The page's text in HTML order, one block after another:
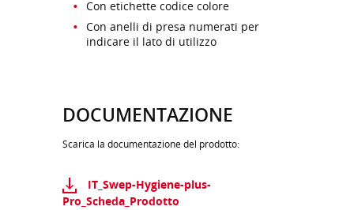
Con etichette codice colore
Con anelli di presa numerati per
indicare il lato di utilizzo
DOCUMENTAZIONE
Scarica la documentazione del prodotto:
IT_Swep-Hygiene-plus-
Pro_Scheda_Prodotto